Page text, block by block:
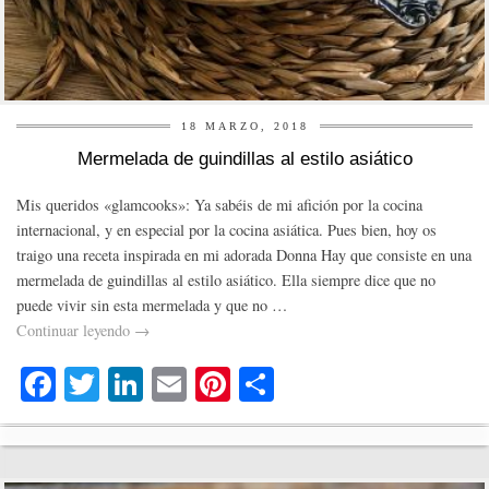
18 MARZO, 2018
Mermelada de guindillas al estilo asiático
Mis queridos «glamcooks»: Ya sabéis de mi afición por la cocina
internacional, y en especial por la cocina asiática. Pues bien, hoy os
traigo una receta inspirada en mi adorada Donna Hay que consiste en una
mermelada de guindillas al estilo asiático. Ella siempre dice que no
puede vivir sin esta mermelada y que no …
Continuar leyendo →
Fa
ce
bo
T
wi
tte
Li
nk
ed
E
m
ail
Pi
nt
er
o
m